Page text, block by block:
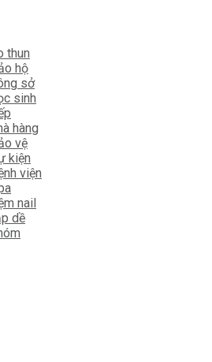
thun
hộ
sở
sinh
hàng
vệ
kiện
viện
nail
dề